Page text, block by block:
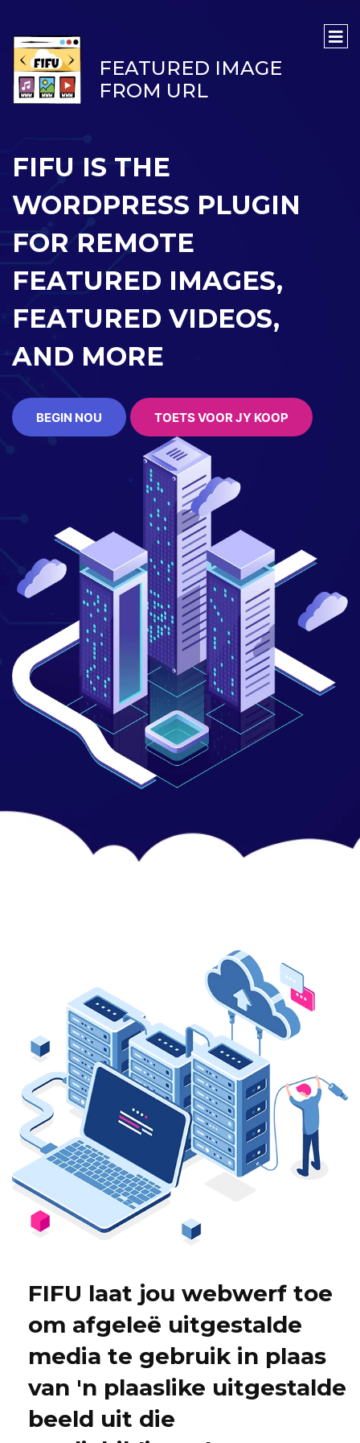
FEATURED IMAGE
FROM URL
FIFU IS THE
WORDPRESS PLUGIN
FOR REMOTE
FEATURED IMAGES,
FEATURED VIDEOS,
AND MORE
BEGIN NOU TOETS VOOR JY KOOP
FIFU laat jou webwerf toe
om afgeleë uitgestalde
media te gebruik in plaas
van 'n plaaslike uitgestalde
beeld uit die